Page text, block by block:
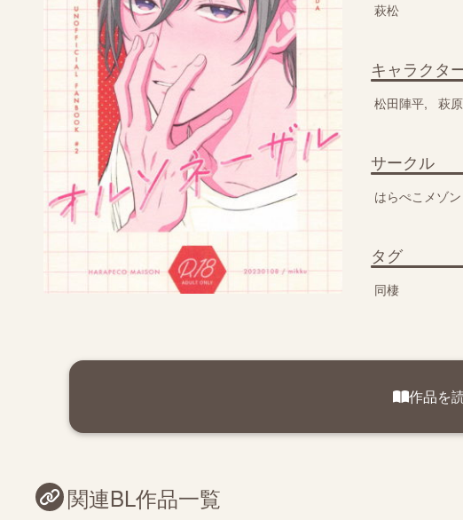
萩松
キャラクタ
松田陣平 萩
サークル
はらぺこメゾン
タグ
同棲
作品を
関連BL作品一覧